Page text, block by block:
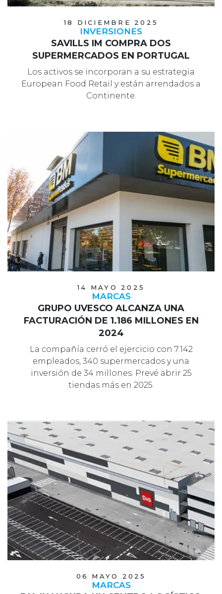
18 DICIEMBRE 2025
INVERSIONES
SAVILLS IM COMPRA DOS
SUPERMERCADOS EN PORTUGAL
Los activos se incorporan a su estrategia
European Food Retail y están arrendados a
Continente.
14 MAYO 2025
MARCAS
GRUPO UVESCO ALCANZA UNA
FACTURACIÓN DE 1.186 MILLONES EN
2024
La compañía cerró el ejercicio con 7.142
empleados, 340 supermercados y una
inversión de 34 millones. Prevé abrir 25
tiendas más en 2025.
06 MAYO 2025
MARCAS